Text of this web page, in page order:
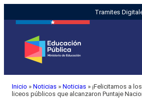
Tramites
Inicio » Noticias » Noticias » ¡Felicitamos a
liceos públicos que alcanzaron Puntaje